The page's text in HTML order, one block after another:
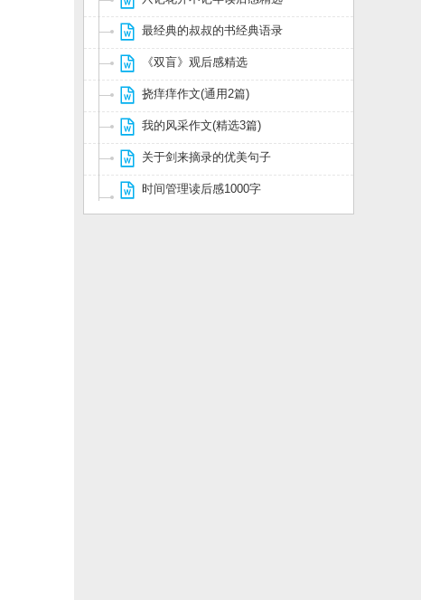
最经典的叔叔的书经典语录
《双盲》观后感精选
挠痒痒作文(通用2篇)
我的风采作文(精选3篇)
关于剑来摘录的优美句子
时间管理读后感1000字